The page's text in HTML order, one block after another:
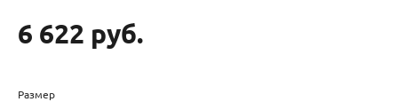
6 622 руб.
Размер